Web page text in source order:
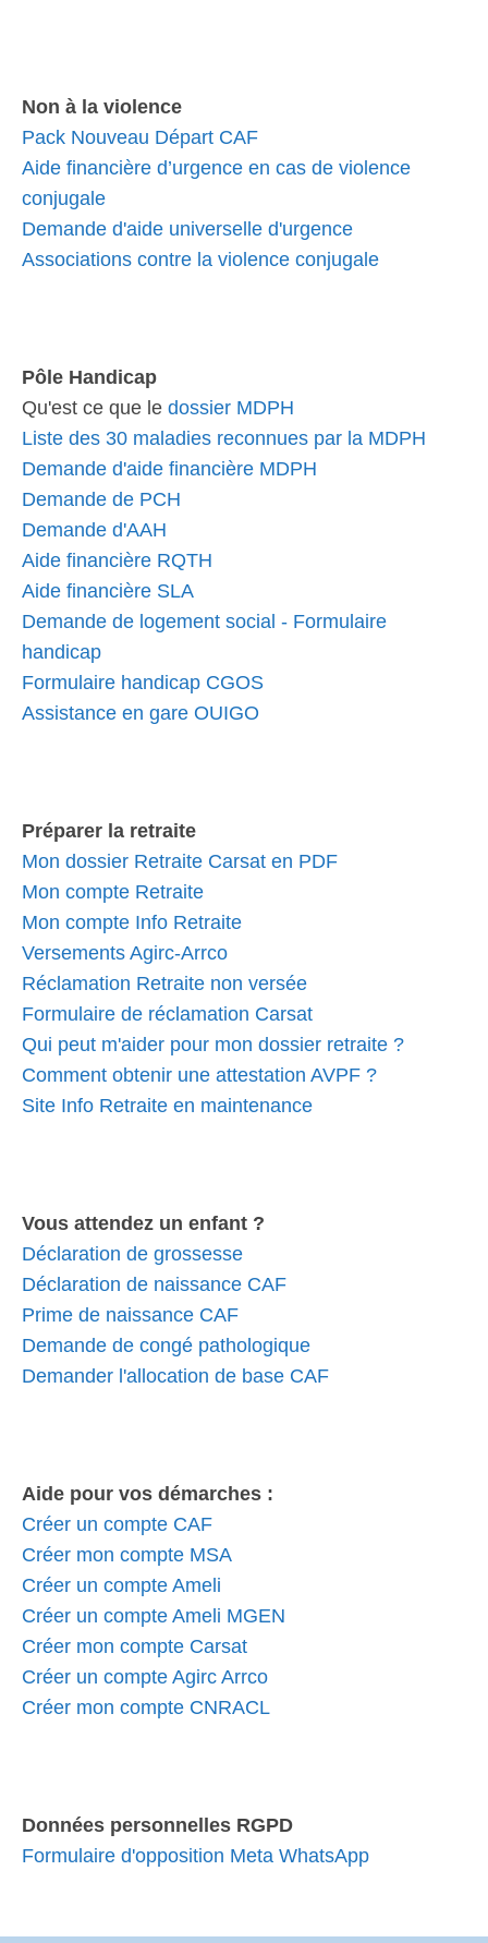
Non à la violence
Pack Nouveau Départ CAF
Aide financière d’urgence en cas de violence
conjugale
Demande d'aide universelle d'urgence
Associations contre la violence conjugale
Pôle Handicap
Qu'est ce que le dossier MDPH
Liste des 30 maladies reconnues par la MDPH
Demande d'aide financière MDPH
Demande de PCH
Demande d'AAH
Aide financière RQTH
Aide financière SLA
Demande de logement social - Formulaire
handicap
Formulaire handicap CGOS
Assistance en gare OUIGO
Préparer la retraite
Mon dossier Retraite Carsat en PDF
Mon compte Retraite
Mon compte Info Retraite
Versements Agirc-Arrco
Réclamation Retraite non versée
Formulaire de réclamation Carsat
Qui peut m'aider pour mon dossier retraite ?
Comment obtenir une attestation AVPF ?
Site Info Retraite en maintenance
Vous attendez un enfant ?
Déclaration de grossesse
Déclaration de naissance CAF
Prime de naissance CAF
Demande de congé pathologique
Demander l'allocation de base CAF
Aide pour vos démarches :
Créer un compte CAF
Créer mon compte MSA
Créer un compte Ameli
Créer un compte Ameli MGEN
Créer mon compte Carsat
Créer un compte Agirc Arrco
Créer mon compte CNRACL
Données personnelles RGPD
Formulaire d'opposition Meta WhatsApp